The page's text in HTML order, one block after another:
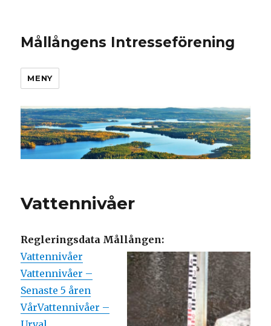
Mållångens Intresseförening
MENY
Vattennivåer
Regleringsdata Mållången:
Vattennivåer
Vattennivåer –
Senaste 5 åren
VårVattennivåer –